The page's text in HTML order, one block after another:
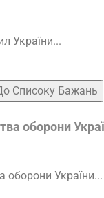
України...
Списоку Бажань
оборони
оборони України...